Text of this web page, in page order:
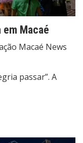
em Macaé
Macaé News
passar”. A